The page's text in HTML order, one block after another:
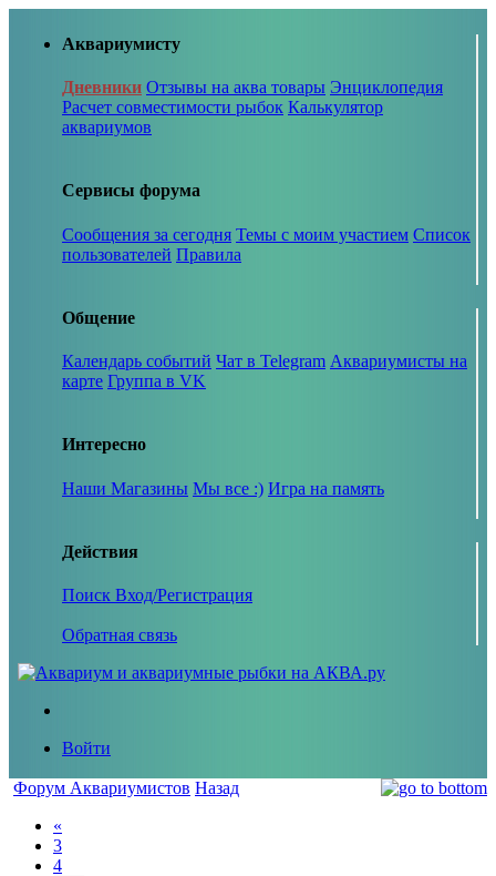
Аквариумисту
Дневники Отзывы на аква товары Энциклопедия
Расчет совместимости рыбок Калькулятор
аквариумов
Сервисы форума
Сообщения за сегодня Темы с моим участием Список
пользователей Правила
Общение
Календарь событий Чат в Telegram Аквариумисты на
карте Группа в VK
Интересно
Наши Магазины Мы все :) Игра на память
Действия
Поиск Вход/Регистрация
Обратная связь
Войти
Форум Аквариумистов Назад
«
3
4